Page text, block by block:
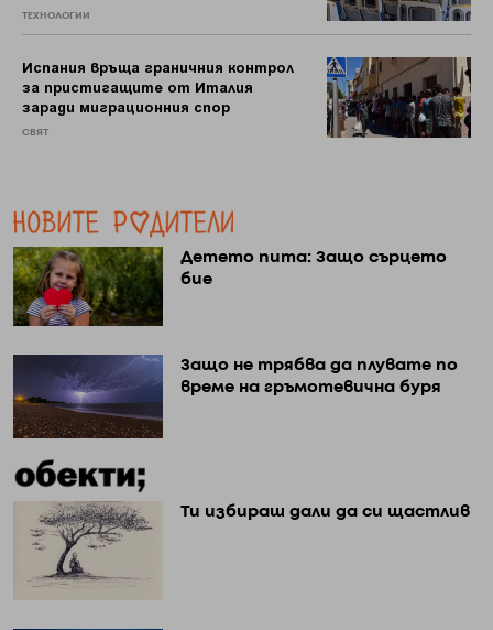
ТЕХНОЛОГИИ
Испания връща граничния контрол
за пристигащите от Италия
заради миграционния спор
СВЯТ
Детето пита: Защо сърцето
бие
Защо не трябва да плувате по
време на гръмотевична буря
Ти избираш дали да си щастлив